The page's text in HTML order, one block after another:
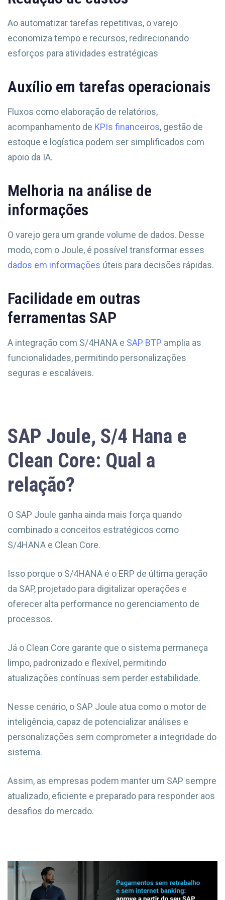
Ao automatizar tarefas repetitivas, o varejo
economiza tempo e recursos, redirecionando
esforços para atividades estratégicas
Auxílio em tarefas operacionais
Fluxos como elaboração de relatórios,
acompanhamento de KPIs financeiros, gestão de
estoque e logística podem ser simplificados com
apoio da IA.
Melhoria na análise de
informações
O varejo gera um grande volume de dados. Desse
modo, com o Joule, é possível transformar esses
dados em informações úteis para decisões rápidas.
Facilidade em outras
ferramentas SAP
A integração com S/4HANA e SAP BTP amplia as
funcionalidades, permitindo personalizações
seguras e escaláveis.
SAP Joule, S/4 Hana e
Clean Core: Qual a
relação?
O SAP Joule ganha ainda mais força quando
combinado a conceitos estratégicos como
S/4HANA e Clean Core.
Isso porque o S/4HANA é o ERP de última geração
da SAP, projetado para digitalizar operações e
oferecer alta performance no gerenciamento de
processos.
Já o Clean Core garante que o sistema permaneça
limpo, padronizado e flexível, permitindo
atualizações contínuas sem perder estabilidade.
Nesse cenário, o SAP Joule atua como o motor de
inteligência, capaz de potencializar análises e
personalizações sem comprometer a integridade do
sistema.
Assim, as empresas podem manter um SAP sempre
atualizado, eficiente e preparado para responder aos
desafios do mercado.